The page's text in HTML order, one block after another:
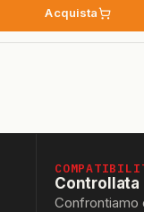
Acquista
Controllata
Confrontiamo